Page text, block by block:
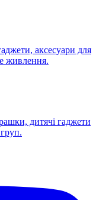
аксесуари для
живлення.
дитячі гаджети